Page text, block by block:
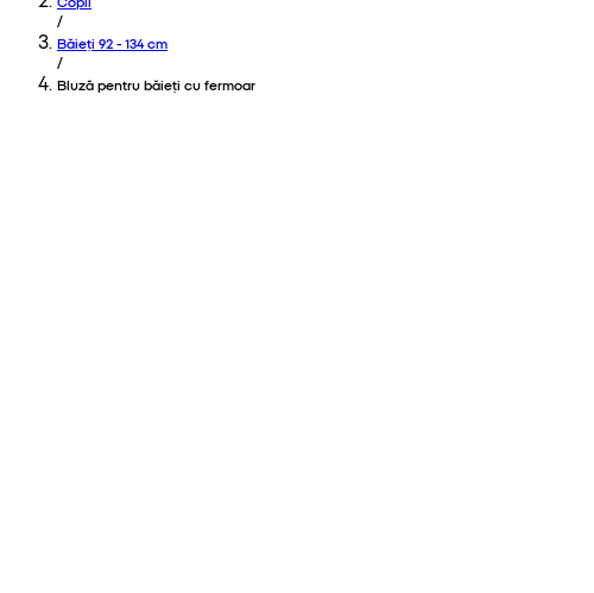
/
Băieți 92 - 134 cm
/
Bluză pentru băieți cu fermoar